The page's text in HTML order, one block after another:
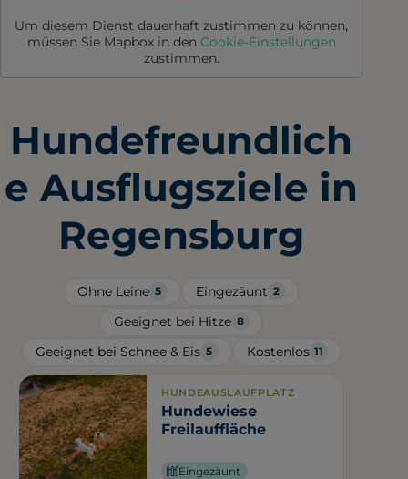
Um diesem Dienst dauerhaft zustimmen zu können,
müssen Sie Mapboxin den Cookie-Einstellungen
zustimmen.
Hundefreundlich
e Ausflugsziele in
Regensburg
Ohne Leine 5 Eingezäunt 2
Geeignet bei Hitze 8
Geeignet bei Schnee & Eis 5 Kostenlos 11
HUNDEAUSLAUFPLATZ
Hundewiese
Freilauffläche
Eingezäunt